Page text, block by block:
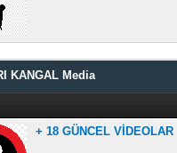
KANGAL Media
+ 18 GÜNCEL VİDEOLAR